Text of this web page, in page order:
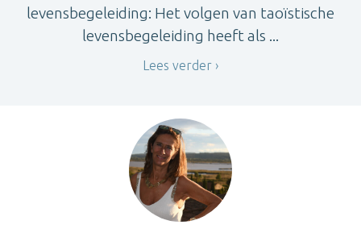
levensbegeleiding: Het volgen van taoïstische
levensbegeleiding heeft als ...
Lees verder